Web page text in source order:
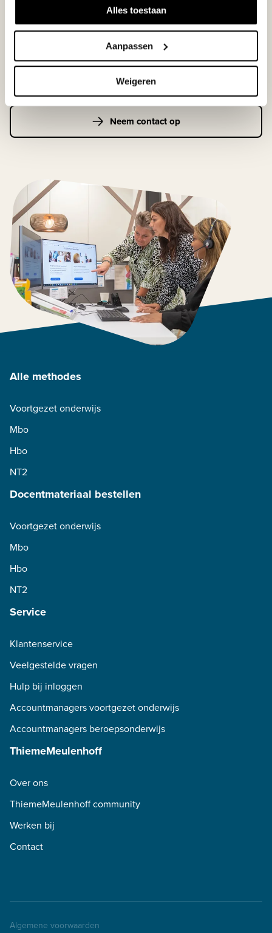
Alles toestaan
Aanpassen
Weigeren
Maandag t/m vrijdag | 08.00 - 17.00 uur
Klantenservice
Neem contact op
Alle methodes
Voortgezet onderwijs
Mbo
Hbo
NT2
Docentmateriaal bestellen
Voortgezet onderwijs
Mbo
Hbo
NT2
Service
Klantenservice
Veelgestelde vragen
Hulp bij inloggen
Accountmanagers voortgezet onderwijs
Accountmanagers beroepsonderwijs
ThiemeMeulenhoff
Over ons
ThiemeMeulenhoff community
Werken bij
Contact
Algemene voorwaarden